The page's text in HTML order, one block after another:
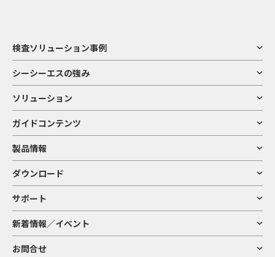
検査ソリューション事例
シーシーエスの強み
ソリューション
ガイドコンテンツ
製品情報
ダウンロード
サポート
新着情報／イベント
お問合せ